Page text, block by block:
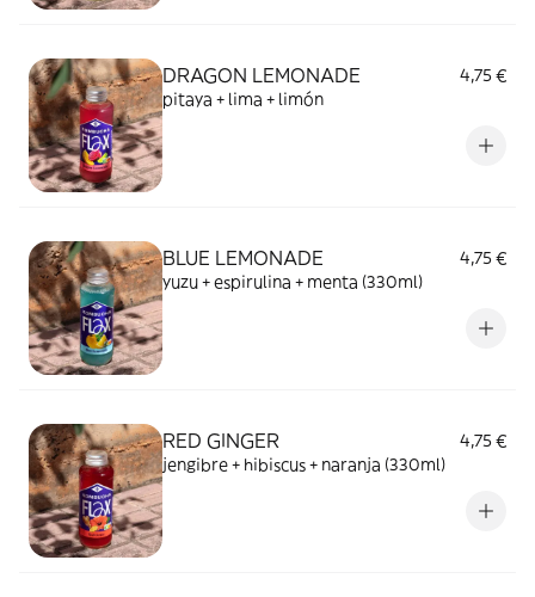
DRAGON LEMONADE
4,75 €
pitaya + lima + limón
BLUE LEMONADE
4,75 €
yuzu + espirulina + menta (330ml)
RED GINGER
4,75 €
jengibre + hibiscus + naranja (330ml)